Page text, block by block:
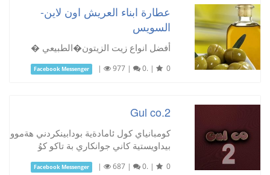
عطارة ابناء العريش اون لاين-
السويس
أفضل انواع زيت الزيتون�الطبيعي �
Facebook Messenger | 977 | 0. | 0
Gul co.2
كومبانياي كول ئامادةية بودابينكردني هةموو
بيداويستية كاني جوانكاري بة تاكو كوُ
Facebook Messenger | 687 | 0. | 0